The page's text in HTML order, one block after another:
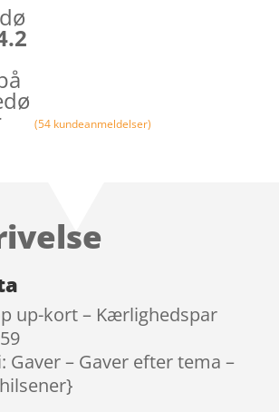
(54 kundeanmeldelser)
up-kort – Kærlighedspar
Gaver – Gaver efter tema –